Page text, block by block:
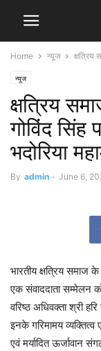
Home न्यूज क्षत्रिय
न्यूज
क्षत्रिय
गोविंद सिंह
भदोरिया
By admin - June 6,
भारतीय क्षत्रिय समाज
एक संवाददाता सम्मेलन
वरिष्ठ अधिवक्ता श्री
इनके गरिमामय
एवं मर्यादित ऊर्जावान